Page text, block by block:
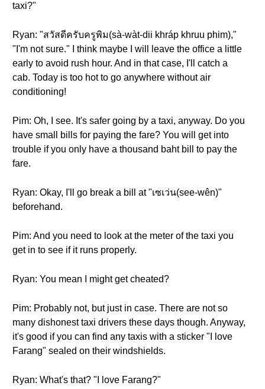
taxi?"
Ryan: "สวัสดีครับครูพิม(sà-wàt-dii khráp khruu phim),"
"I'm not sure." I think maybe I will leave the office a little
early to avoid rush hour. And in that case, I'll catch a
cab. Today is too hot to go anywhere without air
conditioning!
Pim: Oh, I see. It's safer going by a taxi, anyway. Do you
have small bills for paying the fare? You will get into
trouble if you only have a thousand baht bill to pay the
fare.
Ryan: Okay, I'll go break a bill at "เซเว่น(see-wên)"
beforehand.
Pim: And you need to look at the meter of the taxi you
get in to see if it runs properly.
Ryan: You mean I might get cheated?
Pim: Probably not, but just in case. There are not so
many dishonest taxi drivers these days though. Anyway,
it's good if you can find any taxis with a sticker "I love
Farang" sealed on their windshields.
Ryan: What's that? "I love Farang?"